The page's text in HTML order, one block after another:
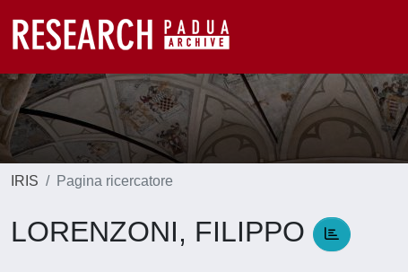
IRIS Pagina ricercatore
LORENZONI, FILIPPO